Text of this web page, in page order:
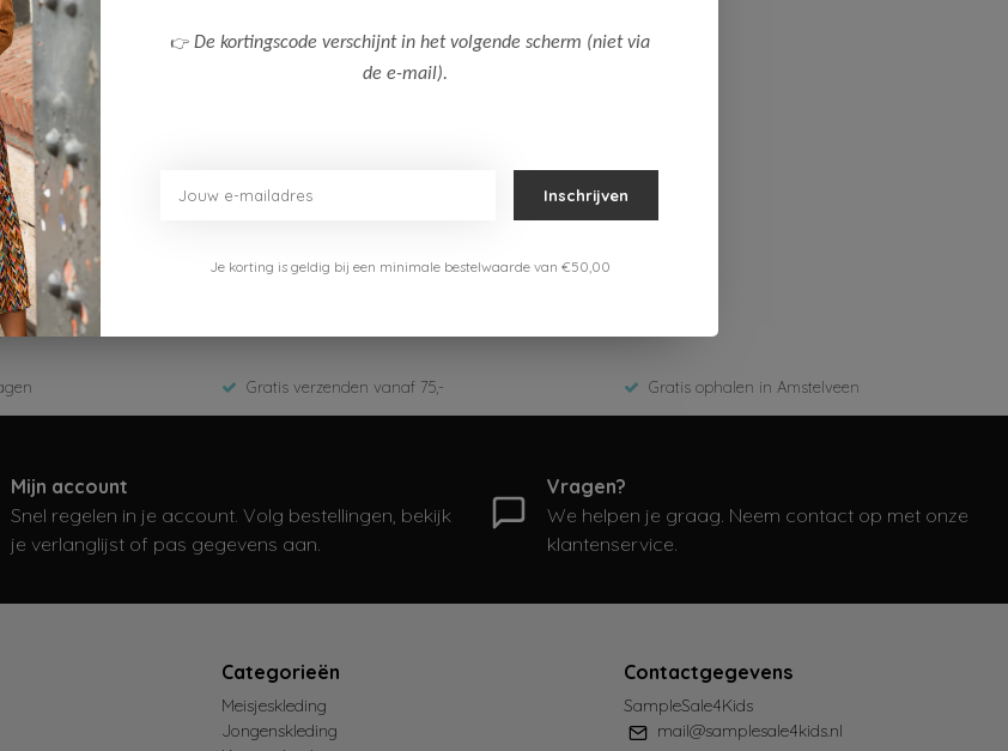
Glow
Gratis verzenden vanaf 75,- Gratis ophalen in Amstelveen
Mijn account
Snel regelen in je account. Volg bestellingen, bekijk
je verlanglijst of pas gegevens aan.
Vragen?
We helpen je graag. Neem contact op met onze
klantenservice.
Categorieën
Meisjeskleding
Jongenskleding
Contactgegevens
SampleSale4Kids
mail@samplesale4kids.nl
👉 De kortingscode verschijnt in het volgende scherm (niet via
de e-mail).
Inschrijven
Je korting is geldig bij een minimale bestelwaarde van €50,00